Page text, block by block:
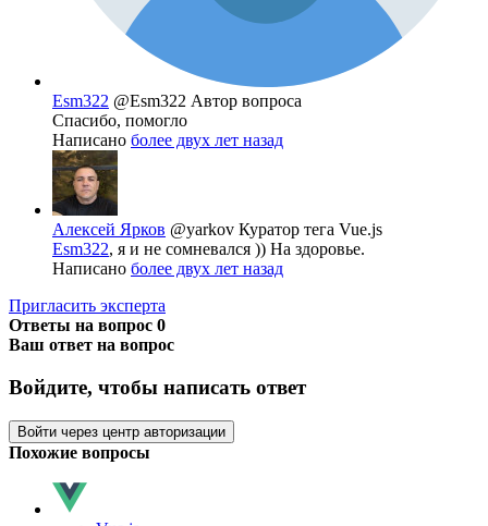
Esm322 @Esm322 Автор вопроса
Спасибо, помогло
Написано более двух лет назад
Алексей Ярков @yarkov Куратор тега Vue.js
Esm322, я и не сомневался )) На здоровье.
Написано более двух лет назад
Пригласить эксперта
Ответы на вопрос 0
Ваш ответ на вопрос
Войдите, чтобы написать ответ
Войти через центр авторизации
Похожие вопросы